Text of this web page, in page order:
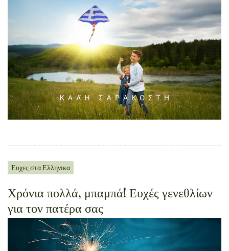
Ευχες στα Ελληνικα
Χρόνια πολλά, μπαμπά! Ευχές γενεθλίων
για τον πατέρα σας